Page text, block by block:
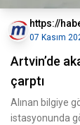
https://
07 Kasım
Artvin’de
çarptı
Alınan bilgiye
istasyonunda